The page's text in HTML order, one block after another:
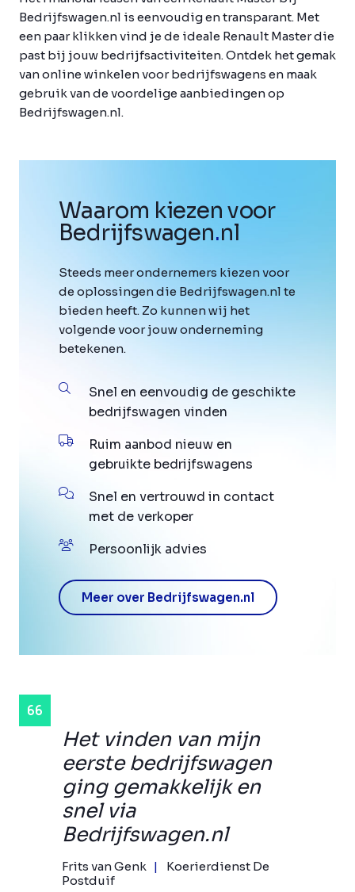
Bedrijfswagen.nl is eenvoudig en transparant. Met
een paar klikken vind je de ideale Renault Master die
past bij jouw bedrijfsactiviteiten. Ontdek het gemak
van online winkelen voor bedrijfswagens en maak
gebruik van de voordelige aanbiedingen op
Bedrijfswagen.nl.
Het vinden van mijn
eerste bedrijfswagen
ging gemakkelijk en
snel via
Bedrijfswagen.nl
Frits van Genk
Koerierdienst De
Postduif
Waarom kiezen voor
Bedrijfswagen.nl
Steeds meer ondernemers kiezen voor
de oplossingen die Bedrijfswagen.nl te
bieden heeft. Zo kunnen wij het
volgende voor jouw onderneming
betekenen.
Snel en eenvoudig de geschikte
bedrijfswagen vinden
Ruim aanbod nieuw en
gebruikte bedrijfswagens
Snel en vertrouwd in contact
met de verkoper
Persoonlijk advies
Meer over Bedrijfswagen.nl